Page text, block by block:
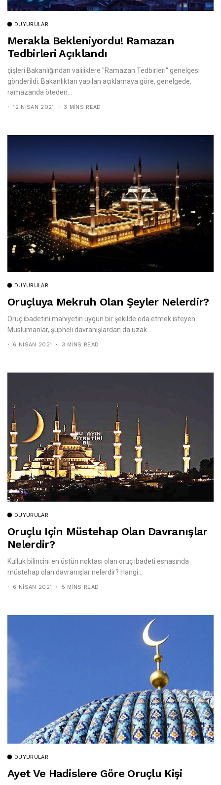
DUYURULAR
Merakla Bekleniyordu! Ramazan
Tedbirleri Açıklandı
çişleri Bakanlığından valiliklere "Ramazan Tedbirleri" genelgesi
gönderildi. Bakanlıktan yapılan açıklamaya göre, genelgede,
ramazanda öteden...
12 NISAN 2021 3 MINS READ
DUYURULAR
Oruçluya Mekruh Olan Şeyler Nelerdir?
Oruç ibadetini mahiyetin uygun bir şekilde eda etmek isteyen
Müslümanlar, şüpheli davranışlardan da uzak...
6 NISAN 2021 3 MINS READ
DUYURULAR
Oruçlu Için Müstehap Olan Davranışlar
Nelerdir?
Kulluk bilincini en üstün noktası olan oruç ibadeti esnasında
müstehap olan davranışlar nelerdir? Hangi...
6 NISAN 2021 5 MINS READ
DUYURULAR
Ayet Ve Hadislere Göre Oruçlu Kişi